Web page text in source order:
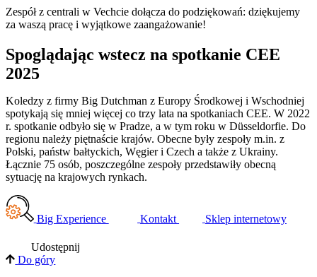
Zespół z centrali w Vechcie dołącza do podziękowań: dziękujemy
za waszą pracę i wyjątkowe zaangażowanie!
Spoglądając wstecz na spotkanie CEE
2025
Koledzy z firmy Big Dutchman z Europy Środkowej i Wschodniej
spotykają się mniej więcej co trzy lata na spotkaniach CEE. W 2022
r. spotkanie odbyło się w Pradze, a w tym roku w Düsseldorfie. Do
regionu należy piętnaście krajów. Obecne były zespoły m.in. z
Polski, państw bałtyckich, Węgier i Czech a także z Ukrainy.
Łącznie 75 osób, poszczególne zespoły przedstawiły obecną
sytuację na krajowych rynkach.
Big Experience Kontakt Sklep internetowy
Udostępnij
Do góry